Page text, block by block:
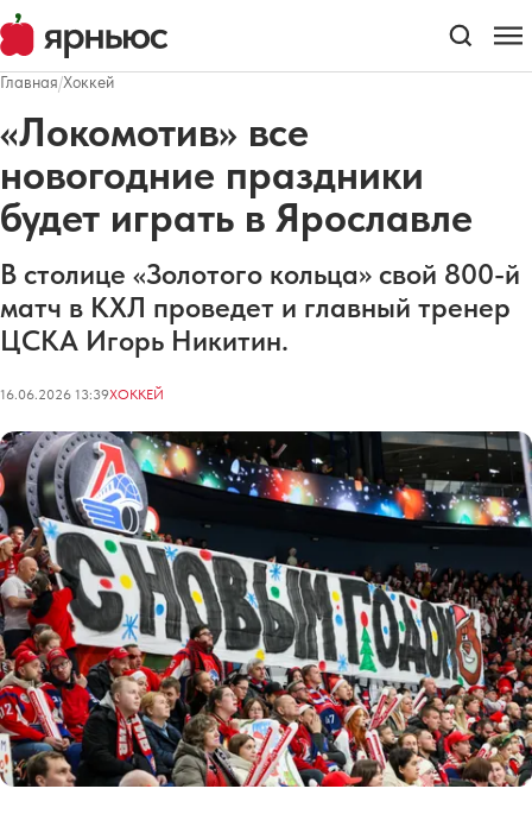
Главная/Хоккей
«Локомотив» все
новогодние праздники
будет играть в Ярославле
В столице «Золотого кольца» свой 800-й
матч в КХЛ проведет и главный тренер
ЦСКА Игорь Никитин.
16.06.2026 13:39ХОККЕЙ